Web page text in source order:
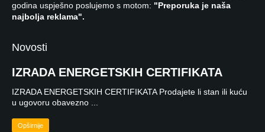
godina uspješno poslujemo s motom: "Preporuka je naša
najbolja reklama".
Novosti
IZRADA ENERGETSKIH CERTIFIKATA
IZRADA ENERGETSKIH CERTIFIKATA Prodajete li stan ili kuću
u ugovoru obavezno ...
Opširnije